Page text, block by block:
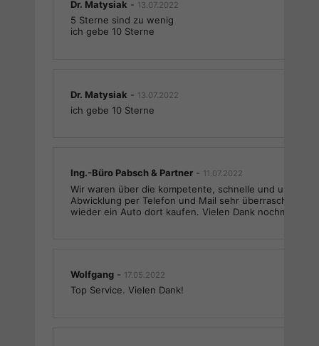
Dr. Matysiak - 13.07.2022
5 Sterne sind zu wenig
ich gebe 10 Sterne
Dr. Matysiak - 13.07.2022
ich gebe 10 Sterne
Ing.-Büro Pabsch & Partner - 11.07.2022
Wir waren über die kompetente, schnelle und
Abwicklung per Telefon und Mail sehr überrascht und
wieder ein Auto dort kaufen. Vielen Dank nochmals.
Wolfgang - 17.05.2022
Top Service. Vielen Dank!